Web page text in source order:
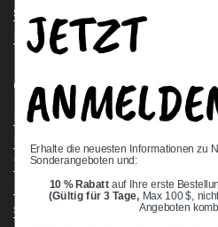
Stock Check
Request a Quote
Quick links
Bearing Knowledge Center
Terms & Conditions
Return & Refund Policy
Shipping Policy
JETZT
Erhalte die neuesten Informationen zu
Sonderangeboten und:
10 % Rabatt auf Ihre erste
(Gültig für 3 Tage, Max 100 $,
Angeboten